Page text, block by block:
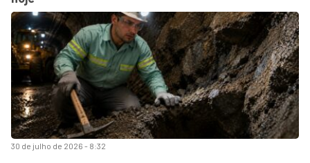
30 de julho de 2026 - 8:32